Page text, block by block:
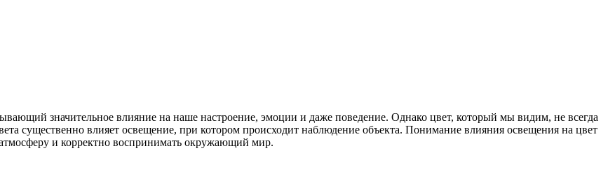
значительное влияние на наше настроение, эмоции и даже поведение. Однако цвет, который мы видим, не всегда
существенно влияет освещение, при котором происходит наблюдение объекта. Понимание влияния освещения на цвет
и корректно воспринимать окружающий мир.